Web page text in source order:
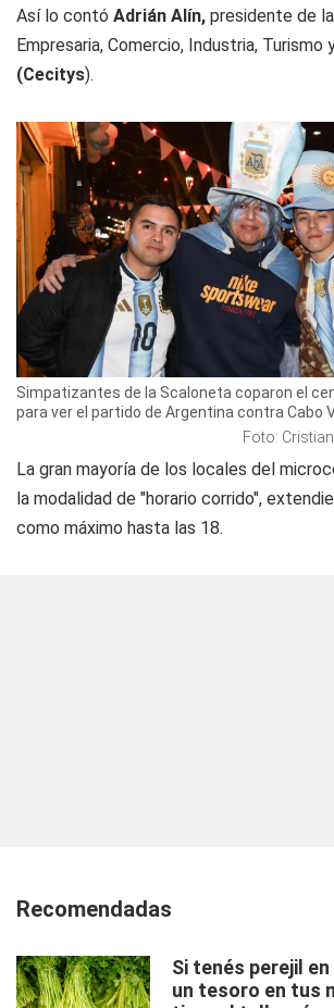
Así lo contó Adrián Alín, presidente de
Empresaria, Comercio, Industria, Turismo
(Cecitys).
Simpatizantes de la Scaloneta coparon el
para ver el partido de Argentina contra Cabo
Foto:
La gran mayoría de los locales del
la modalidad de "horario corrido",
como máximo hasta las 18.
Recomendadas
Si tenés perejil
un tesoro en tus